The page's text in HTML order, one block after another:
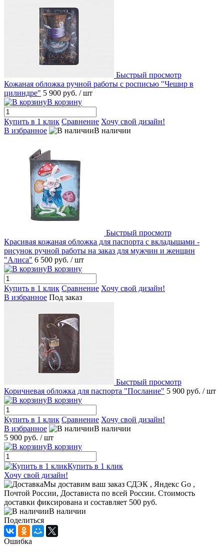
Быстрый просмотр
Кожаная обложка ручной работы с росписью "Чешир в
цилиндре" 5 900 руб. / шт
В корзину
Купить в 1 клик Сравнение Хочу свой дизайн!
В избранное
В наличии
Быстрый просмотр
Красивая кожаная обложка для паспорта с вкладышами -
рисунок ручной работы на заказ для мужчин и женщин
"Алиса" 6 500 руб. / шт
В корзину
Купить в 1 клик Сравнение Хочу свой дизайн!
В избранное Под заказ
Быстрый просмотр
Коричневая обложка для паспорта "Послание" 5 900 руб. / шт
В корзину
Купить в 1 клик Сравнение Хочу свой дизайн!
В избранное
В наличии
5 900 руб. / шт
В корзину
Купить в 1 клик
Хочу свой дизайн!
Мы доставим ваш заказ СДЭК , Яндекс Go ,
Почтой России, Достависта по всей России. Стоимость
доставки фиксирована и составляет 500 руб.
В наличии
Поделиться
Ошибка